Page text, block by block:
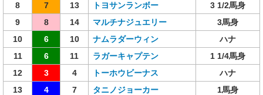
8
7 13 トヨサンランボー
3 1/2馬身
9
8 14 マルチナジュエリー
3馬身
10
6 10 ナムラダーウィン
ハナ
11
6 11 ラガーキャプテン
1 1/4馬身
12
3 4 トーホウビーナス
ハナ
13
4 7 タニノジョーカー
1馬身